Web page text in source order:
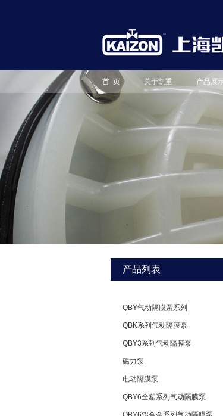
首 页 关于凯重 产品展
产品列表
QBY气动隔膜泵系列
QBK系列气动隔膜泵
QBY3系列气动隔膜泵
磁力泵
电动隔膜泵
QBY6全塑系列气动隔膜泵